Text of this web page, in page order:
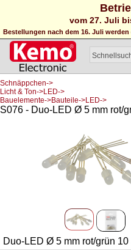
vom 27. Juli
Bestellungen nach dem 16. Juli
Schnäppchen->
Licht & Ton->LED->
Bauelemente->Bauteile->LED->
S076 - Duo-LED Ø 5 mm rot/
Duo-LED Ø 5 mm rot/grün 10